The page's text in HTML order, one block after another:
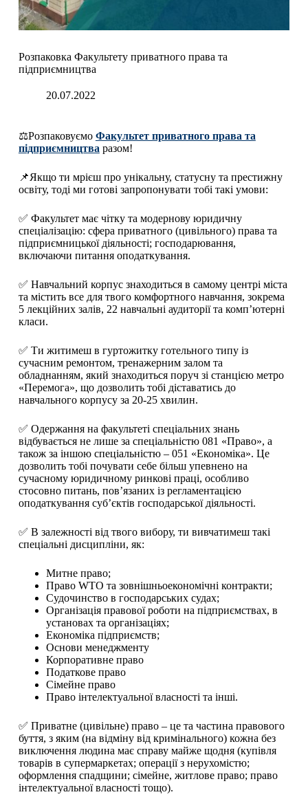
Розпаковка Факультету приватного права та
підприємництва
20.07.2022
⚖️Розпаковуємо Факультет приватного права та
підприємництва разом!
📌Якщо ти мрієш про унікальну, статусну та престижну
освіту, тоді ми готові запропонувати тобі такі умови:
✅ Факультет має чітку та модернову юридичну
спеціалізацію: сфера приватного (цивільного) права та
підприємницької діяльності; господарювання,
включаючи питання оподаткування.
✅ Навчальний корпус знаходиться в самому центрі міста
та містить все для твого комфортного навчання, зокрема
5 лекційних залів, 22 навчальні аудиторії та комп’ютерні
класи.
✅ Ти житимеш в гуртожитку готельного типу із
сучасним ремонтом, тренажерним залом та
обладнанням, який знаходиться поруч зі станцією метро
«Перемога», що дозволить тобі діставатись до
навчального корпусу за 20-25 хвилин.
✅ Одержання на факультеті спеціальних знань
відбувається не лише за спеціальністю 081 «Право», а
також за іншою спеціальністю – 051 «Економіка». Це
дозволить тобі почувати себе більш упевнено на
сучасному юридичному ринкові праці, особливо
стосовно питань, пов’язаних із регламентацією
оподаткування суб’єктів господарської діяльності.
✅ В залежності від твого вибору, ти вивчатимеш такі
спеціальні дисципліни, як:
Митне право;
Право WTO та зовнішньоекономічні контракти;
Судочинство в господарських судах;
Організація правової роботи на підприємствах, в
установах та організаціях;
Економіка підприємств;
Основи менеджменту
Корпоративне право
Податкове право
Сімейне право
Право інтелектуальної власності та інші.
✅ Приватне (цивільне) право – це та частина правового
буття, з яким (на відміну від кримінального) кожна без
виключення людина має справу майже щодня (купівля
товарів в супермаркетах; операції з нерухомістю;
оформлення спадщини; сімейне, житлове право; право
інтелектуальної власності тощо).